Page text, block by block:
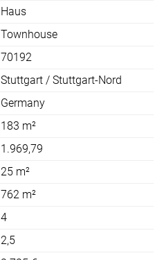
Haus
Townhouse
70192
Stuttgart / Stuttgart-Nord
Germany
183 m²
1.969,79
25 m²
762 m²
4
2,5